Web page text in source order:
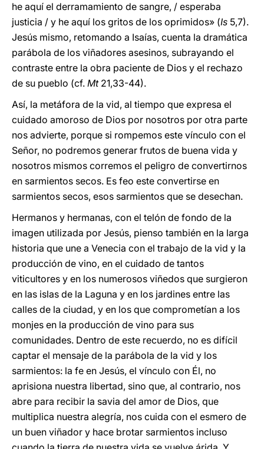
he aquí el derramamiento de sangre, / esperaba
justicia / y he aquí los gritos de los oprimidos» (Is 5,7).
Jesús mismo, retomando a Isaías, cuenta la dramática
parábola de los viñadores asesinos, subrayando el
contraste entre la obra paciente de Dios y el rechazo
de su pueblo (cf. Mt21,33-44).
Así, la metáfora de la vid, al tiempo que expresa el
cuidado amoroso de Dios por nosotros por otra parte
nos advierte, porque si rompemos este vínculo con el
Señor, no podremos generar frutos de buena vida y
nosotros mismos corremos el peligro de convertirnos
en sarmientos secos. Es feo este convertirse en
sarmientos secos, esos sarmientos que se desechan.
Hermanos y hermanas, con el telón de fondo de la
imagen utilizada por Jesús, pienso también en la larga
historia que une a Venecia con el trabajo de la vid y la
producción de vino, en el cuidado de tantos
viticultores y en los numerosos viñedos que surgieron
en las islas de la Laguna y en los jardines entre las
calles de la ciudad, y en los que comprometían a los
monjes en la producción de vino para sus
comunidades. Dentro de este recuerdo, no es difícil
captar el mensaje de la parábola de la vid y los
sarmientos: la fe en Jesús, el vínculo con Él, no
aprisiona nuestra libertad, sino que, al contrario, nos
abre para recibir la savia del amor de Dios, que
multiplica nuestra alegría, nos cuida con el esmero de
un buen viñador y hace brotar sarmientos incluso